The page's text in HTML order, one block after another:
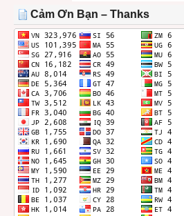
THÁNG
Cảm Ơn Bạn – Thanks